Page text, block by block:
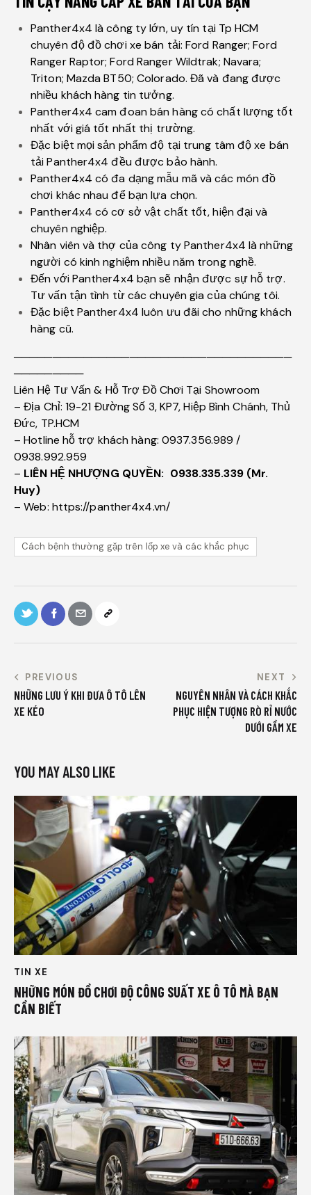
Panther4x4 là công ty lớn, uy tín tại Tp HCM
chuyên độ đồ chơi xe bán tải: Ford Ranger; Ford
Ranger Raptor; Ford Ranger Wildtrak; Navara;
Triton; Mazda BT50; Colorado. Đã và đang được
nhiều khách hàng tin tưởng.
Panther4x4 cam đoan bán hàng có chất lượng tốt
nhất với giá tốt nhất thị trường.
Đặc biệt mọi sản phẩm độ tại trung tâm độ xe bán
tải Panther4x4 đều được bảo hành.
Panther4x4 có đa dạng mẫu mã và các món đồ
chơi khác nhau để bạn lựa chọn.
Panther4x4 có cơ sở vật chất tốt, hiện đại và
chuyên nghiệp.
Nhân viên và thợ của công ty Panther4x4 là những
người có kinh nghiệm nhiều năm trong nghề.
Đến với Panther4x4 bạn sẽ nhận được sự hỗ trợ.
Tư vấn tận tình từ các chuyên gia của chúng tôi.
Đặc biệt Panther4x4 luôn ưu đãi cho những khách
hàng cũ.
────────────────────────────────────
─────────
Liên Hệ Tư Vấn & Hỗ Trợ Đồ Chơi Tại Showroom
– Địa Chỉ: 19-21 Đường Số 3, KP7, Hiệp Bình Chánh, Thủ
Đức, TP.HCM
– Hotline hỗ trợ khách hàng: 0937.356.989 /
0938.992.959
– LIÊN HỆ NHƯỢNG QUYỀN: 0938.335.339 (Mr.
Huy)
– Web: https://panther4x4.vn/
Cách bệnh thường gặp trên lốp xe và các khắc phục
PREVIOUS
NHỮNG LƯU Ý KHI ĐƯA Ô TÔ LÊN
XE KÉO
NEXT
NGUYÊN NHÂN VÀ CÁCH KHẮC
PHỤC HIỆN TƯỢNG RÒ RỈ NƯỚC
DƯỚI GẦM XE
YOU MAY ALSO LIKE
TIN XE
NHỮNG MÓN ĐỒ CHƠI ĐỘ CÔNG SUẤT XE Ô TÔ MÀ BẠN
CẦN BIẾT